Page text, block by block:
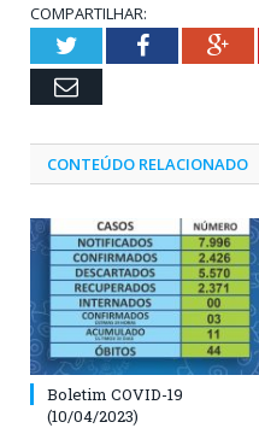
COMPARTILHAR:
TwitterFacebook
Email
CONTEÚDO RELACIONADO
Boletim COVID-19
(10/04/2023)